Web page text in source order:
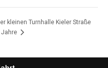
kleinen Turnhalle Kieler Straße
Jahre